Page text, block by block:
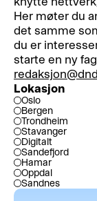
Her møter du
det samme
du er
starte en ny
Lokasjon
Oslo
Bergen
Trondheim
Stavanger
Digitalt
Sandefjord
Hamar
Oppdal
Sandnes
AI - Kunstig